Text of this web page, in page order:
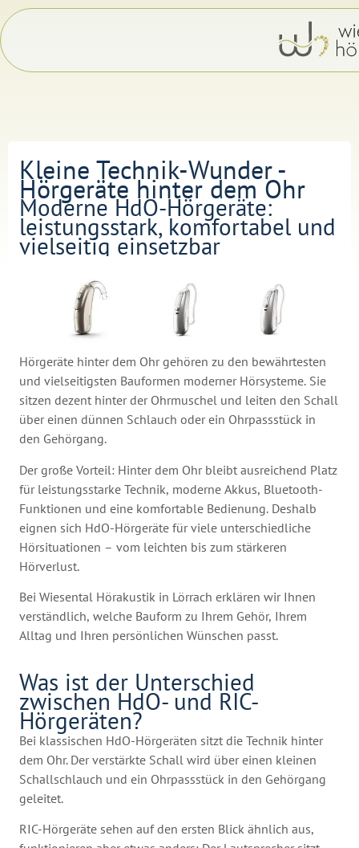
springen
Kleine Technik-Wunder -
Hörgeräte hinter dem Ohr
Moderne HdO-Hörgeräte:
leistungsstark, komfortabel und
vielseitig einsetzbar
Hörgeräte hinter dem Ohr gehören zu den bewährtesten
und vielseitigsten Bauformen moderner Hörsysteme. Sie
sitzen dezent hinter der Ohrmuschel und leiten den Schall
über einen dünnen Schlauch oder ein Ohrpassstück in
den Gehörgang.
Der große Vorteil: Hinter dem Ohr bleibt ausreichend Platz
für leistungsstarke Technik, moderne Akkus, Bluetooth-
Funktionen und eine komfortable Bedienung. Deshalb
eignen sich HdO-Hörgeräte für viele unterschiedliche
Hörsituationen – vom leichten bis zum stärkeren
Hörverlust.
Bei Wiesental Hörakustik in Lörrach erklären wir Ihnen
verständlich, welche Bauform zu Ihrem Gehör, Ihrem
Alltag und Ihren persönlichen Wünschen passt.
Was ist der Unterschied
zwischen HdO- und RIC-
Hörgeräten?
Bei klassischen HdO-Hörgeräten sitzt die Technik hinter
dem Ohr. Der verstärkte Schall wird über einen kleinen
Schallschlauch und ein Ohrpassstück in den Gehörgang
geleitet.
RIC-Hörgeräte sehen auf den ersten Blick ähnlich aus,